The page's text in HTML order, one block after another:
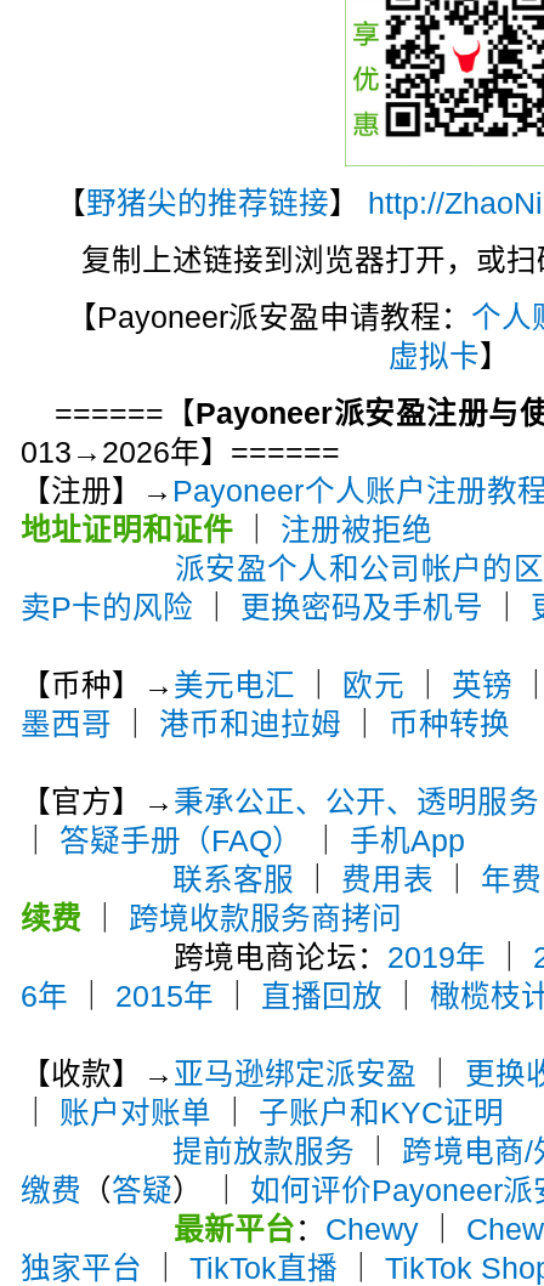
【野猪尖的推荐链接】
http://
复制上述链接到浏览器打开，或
【Payoneer派安盈申请教程： 个人
虚拟卡】
======【Payoneer派安盈注册与
013→2026年】======
【注册】→ Payoneer个人账户注册教
地址证明和证件
注册被拒绝
派安盈个人和公司帐户的
卖P卡的风险
更换密码及手机号
【币种】→ 美元电汇 欧元 英镑
墨西哥
港币和迪拉姆 币种转换
【官方】→ 秉承公正、公开、透明服务
答疑手册（FAQ）
手机App
联系客服
费用表 年费
续费
跨境收款服务商拷问
跨境电商论坛： 2019年
6年
2015年 直播回放 ｜橄榄枝
【收款】→ 亚马逊绑定派安盈
更换
账户对账单
子账户和KYC证明
提前放款服务
跨境电商/
缴费 （答疑） ｜ 如何评价Payoneer派
最新平台： Chewy｜
独家平台 ｜TikTok直播 ｜TikTok